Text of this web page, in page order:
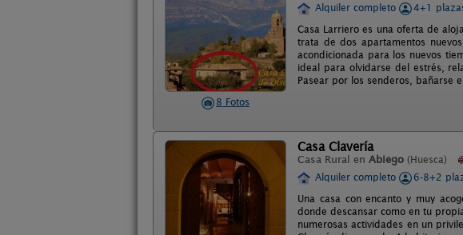
8 Fotos
Alquiler completo
4+1
Casa Larriero es una oferta de
trata de dos apartamentos
acondicionada para los nuevos
ideal para olvidarse del estrés,
Pasear por los senderos, bañarse
Casa Clavería
Casa Rural en Abiego (Huesca)
Alquiler completo
6-8+2
Una casa con encanto y muy
donde descansar como en tu
numerosas actividades en un